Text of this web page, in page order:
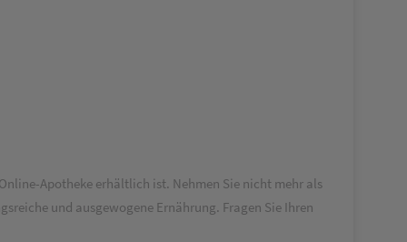
Apotheke erhältlich ist. Nehmen Sie nicht mehr als
und ausgewogene Ernährung. Fragen Sie Ihren